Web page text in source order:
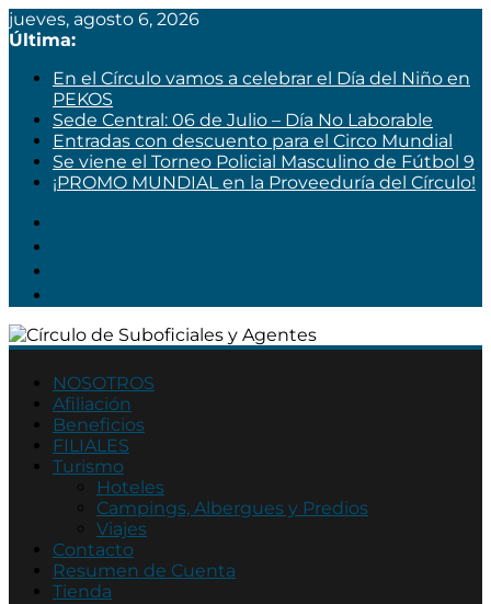
jueves, agosto 6, 2026
Última:
En el Círculo vamos a celebrar el Día del Niño en
PEKOS
Sede Central: 06 de Julio – Día No Laborable
Entradas con descuento para el Circo Mundial
Se viene el Torneo Policial Masculino de Fútbol 9
¡PROMO MUNDIAL en la Proveeduría del Círculo!
Círculo
de
Suboficiales
Agentes
Asociación
Policía
Córdoba
NOSOTROS
Afiliación
Beneficios
FILIALES
Turismo
Hoteles
Campings, Albergues y Predios
Viajes
Contacto
Resumen de Cuenta
Tienda